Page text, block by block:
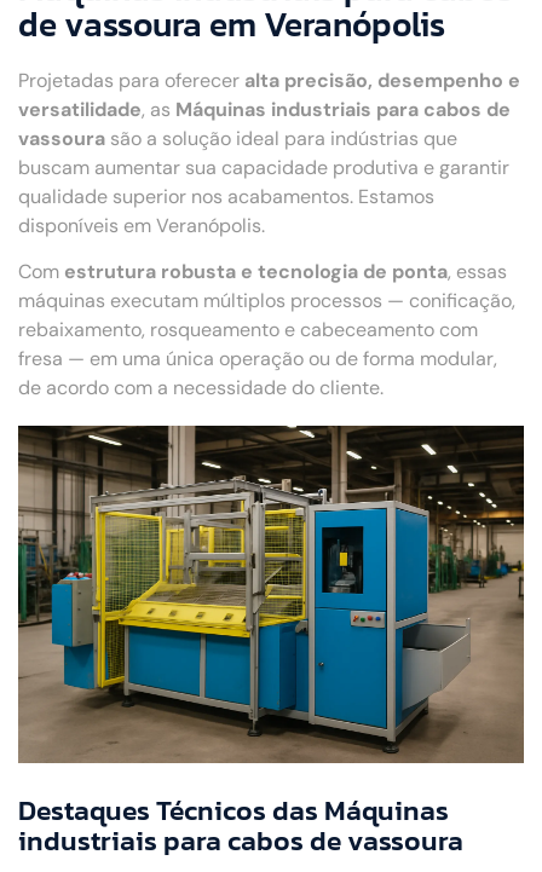
de vassoura em Veranópolis
Projetadas para oferecer alta precisão, desempenho e
versatilidade, as Máquinas industriais para cabos de
vassoura são a solução ideal para indústrias que
buscam aumentar sua capacidade produtiva e garantir
qualidade superior nos acabamentos. Estamos
disponíveis em Veranópolis.
Com estrutura robusta e tecnologia de ponta, essas
máquinas executam múltiplos processos — conificação,
rebaixamento, rosqueamento e cabeceamento com
fresa — em uma única operação ou de forma modular,
de acordo com a necessidade do cliente.
Destaques Técnicos das Máquinas
industriais para cabos de vassoura